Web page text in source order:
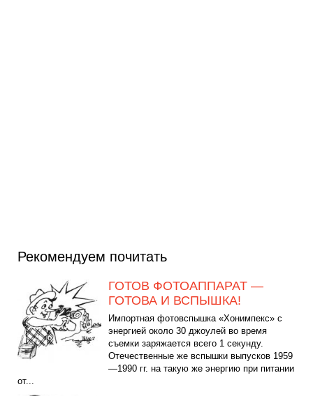
Рекомендуем почитать
ГОТОВ ФОТОАППАРАТ —
ГОТОВА И ВСПЫШКА!
Импортная фотовспышка «Хонимпекс» с
энергией около 30 джоулей во время
съемки заряжается всего 1 секунду.
Отечественные же вспышки выпусков 1959
—1990 гг. на такую же энергию при питании
от...